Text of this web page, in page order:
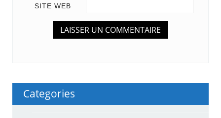
SITE WEB
Categories